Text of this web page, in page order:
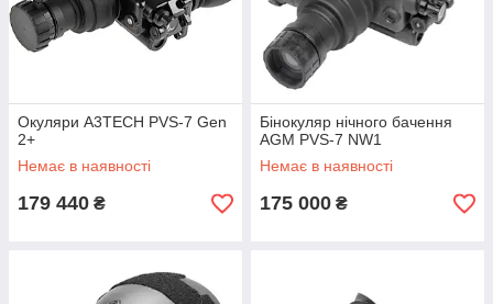
Окуляри A3TECH PVS-7 Gen
2+
Немає в наявності
179 440 ₴
Бінокуляр нічного бачення
AGM PVS-7 NW1
Немає в наявності
175 000 ₴